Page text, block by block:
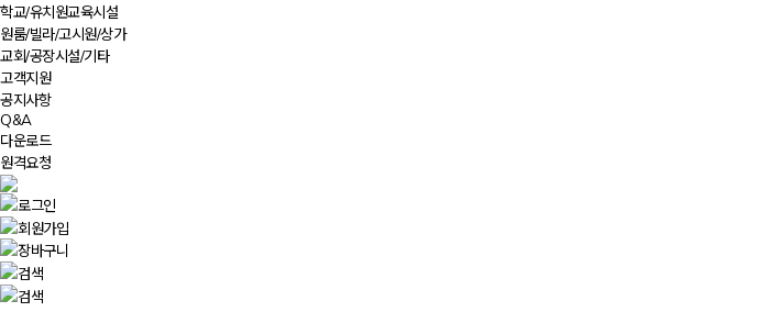
학교/유치원교육시설
원룸/빌라/고시원/상가
교회/공장시설/기타
고객지원
공지사항
Q&A
다운로드
원격요청